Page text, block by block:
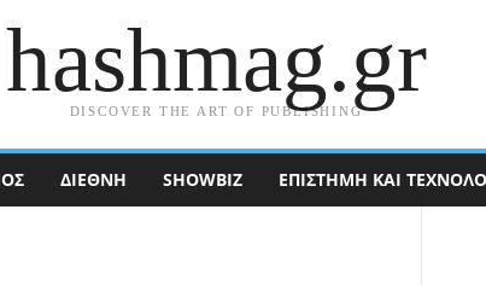
hashmag.gr
DISCOVER THE ART OF PUBLISHING
ΔΙΕΘΝΉ SHOWBIZ ΕΠΙΣΤΉΜΗ ΚΑΙ